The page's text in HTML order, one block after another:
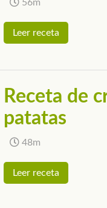
56m
Leer receta
Receta de
patatas
48m
Leer receta